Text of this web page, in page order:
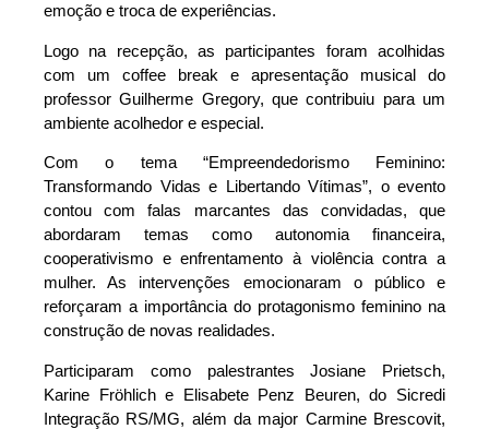
emoção e troca de experiências.
Logo na recepção, as participantes foram acolhidas
com um coffee break e apresentação musical do
professor Guilherme Gregory, que contribuiu para um
ambiente acolhedor e especial.
Com o tema “Empreendedorismo Feminino:
Transformando Vidas e Libertando Vítimas”, o evento
contou com falas marcantes das convidadas, que
abordaram temas como autonomia financeira,
cooperativismo e enfrentamento à violência contra a
mulher. As intervenções emocionaram o público e
reforçaram a importância do protagonismo feminino na
construção de novas realidades.
Participaram como palestrantes Josiane Prietsch,
Karine Fröhlich e Elisabete Penz Beuren, do Sicredi
Integração RS/MG, além da major Carmine Brescovit,